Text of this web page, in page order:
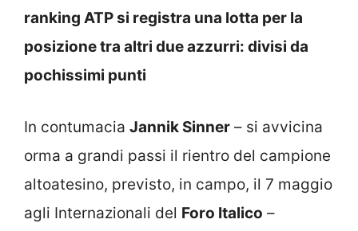
ranking ATP si registra una lotta per la
posizione tra altri due azzurri: divisi da
pochissimi punti
In contumacia Jannik Sinner – si avvicina
orma a grandi passi il rientro del campione
altoatesino, previsto, in campo, il 7 maggio
agli Internazionali del Foro Italico –